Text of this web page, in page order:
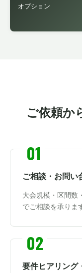
オプション
ご依頼か
ご相談・お問い
大会規模・区間数
でご相談を承りま
要件ヒアリング